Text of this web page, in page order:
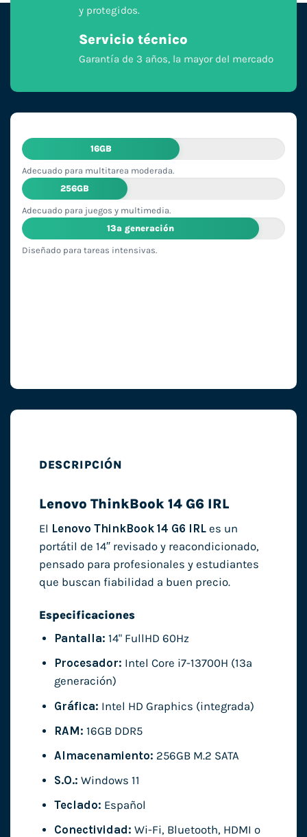
y protegidos.
Servicio técnico
Garantía de 3 años, la mayor del mercado
16GB
Adecuado para multitarea moderada.
256GB
Adecuado para juegos y multimedia.
13ª generación
Diseñado para tareas intensivas.
DESCRIPCIÓN
Lenovo ThinkBook 14 G6 IRL
El Lenovo ThinkBook 14 G6 IRLes un
portátil de 14″ revisado y reacondicionado,
pensado para profesionales y estudiantes
que buscan fiabilidad a buen precio.
Especificaciones
Pantalla: 14" FullHD 60Hz
Procesador: Intel Core i7-13700H (13ª
generación)
Gráfica: Intel HD Graphics (integrada)
RAM: 16GB DDR5
Almacenamiento: 256GB M.2 SATA
S.O.: Windows 11
Teclado: Español
Conectividad: Wi-Fi, Bluetooth, HDMI o